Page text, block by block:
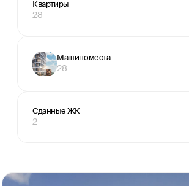
Квартиры
28
Машиноместа
28
Сданные ЖК
2